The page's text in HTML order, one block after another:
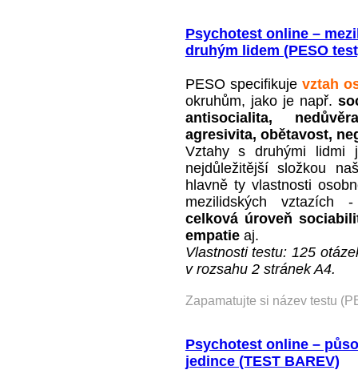
Psychotest online –
druhým lidem (PESO
PESO specifikujevztah
okruhům, jako je např.
antisocialita,
agresivita, obětavost,
Vztahy s druhými lidmi
nejdůležitější složkou
hlavně ty vlastnosti
mezilidských
celková úroveň
empatieaj.
Vlastnosti testu: 125
v rozsahu 2 stránek A4.
Zapamatujte si název testu
Psychotest online –
jedince (TEST BAREV)